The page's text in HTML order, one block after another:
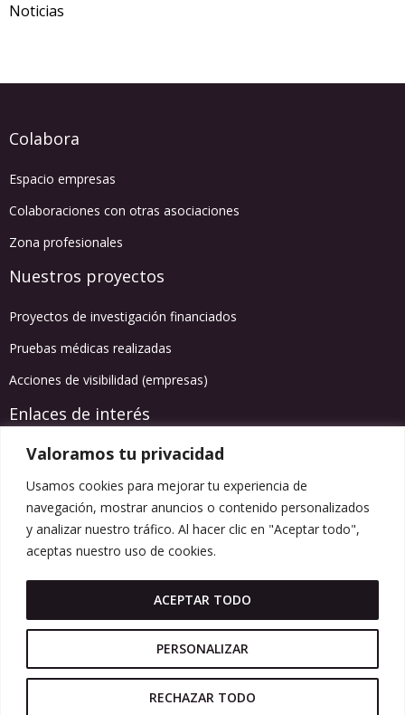
Valoramos tu privacidad
Usamos cookies para mejorar tu experiencia de
navegación, mostrar anuncios o contenido personalizados
y analizar nuestro tráfico. Al hacer clic en "Aceptar todo",
aceptas nuestro uso de cookies.
PERSONALIZAR
RECHAZAR TODO
ACEPTAR TODO
Noticias
Colabora
Espacio empresas
Colaboraciones con otras asociaciones
Zona profesionales
Nuestros proyectos
Proyectos de investigación financiados
Pruebas médicas realizadas
Acciones de visibilidad (empresas)
Enlaces de interés
Agenda de actividades
Información salud
Blog
Síguenos en redes
Instagram
FacebookYouTube
info@themovemen.org